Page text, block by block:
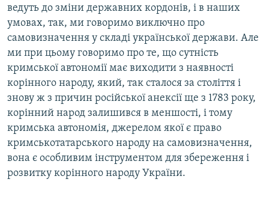
ведуть до зміни державних кордонів, і в наших
умовах, так, ми говоримо виключно про
самовизначення у складі української держави. Але
ми при цьому говоримо про те, що сутність
кримської автономії має виходити з наявності
корінного народу, який, так сталося за століття і
знову ж з причин російської анексії ще з 1783 року,
корінний народ залишився в меншості, і тому
кримська автономія, джерелом якої є право
кримськотатарського народу на самовизначення,
вона є особливим інструментом для збереження і
розвитку корінного народу України.